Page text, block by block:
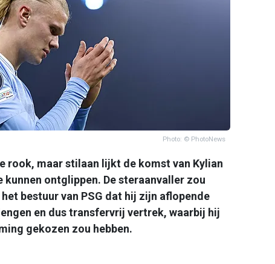
Photo: © PhotoNews
rook, maar stilaan lijkt de komst van Kylian
ontglippen. De steraanvaller zou
bestuur van PSG dat hij zijn aflopende
en dus transfervrij vertrek, waarbij hij
gekozen zou hebben.